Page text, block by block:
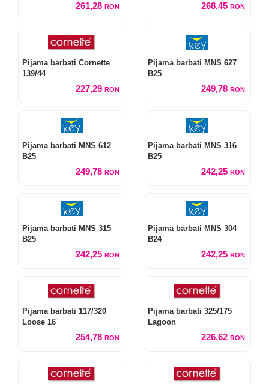
261,28 RON 268,45 RON
Pijama barbati Cornette
139/44
227,29 RON
Pijama barbati MNS 627
B25
249,78 RON
Pijama barbati MNS 612
B25
249,78 RON
Pijama barbati MNS 316
B25
242,25 RON
Pijama barbati MNS 315
B25
242,25 RON
Pijama barbati MNS 304
B24
242,25 RON
Pijama barbati 117/320
Loose 16
254,78 RON
Pijama barbati 325/175
Lagoon
226,62 RON